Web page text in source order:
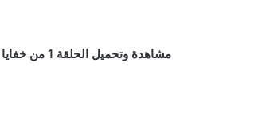
مشاهدة وتحميل الحلقة 1 من خفايا اعماق المحيط الجزء 1 مدبلج ح1 اون لاين كاملة يوتيوب بأعلي جودة علي اكثر من سيرفر وتحميل مباشر جميع الحلقات HD مسلسل / كرتون / انمي